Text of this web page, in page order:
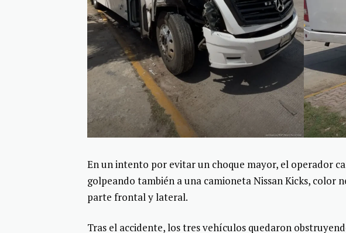
En un intento por evitar un choque mayor, el operador
golpeando también a una camioneta Nissan Kicks, color
parte frontal y lateral.
Tras el accidente, los tres vehículos quedaron